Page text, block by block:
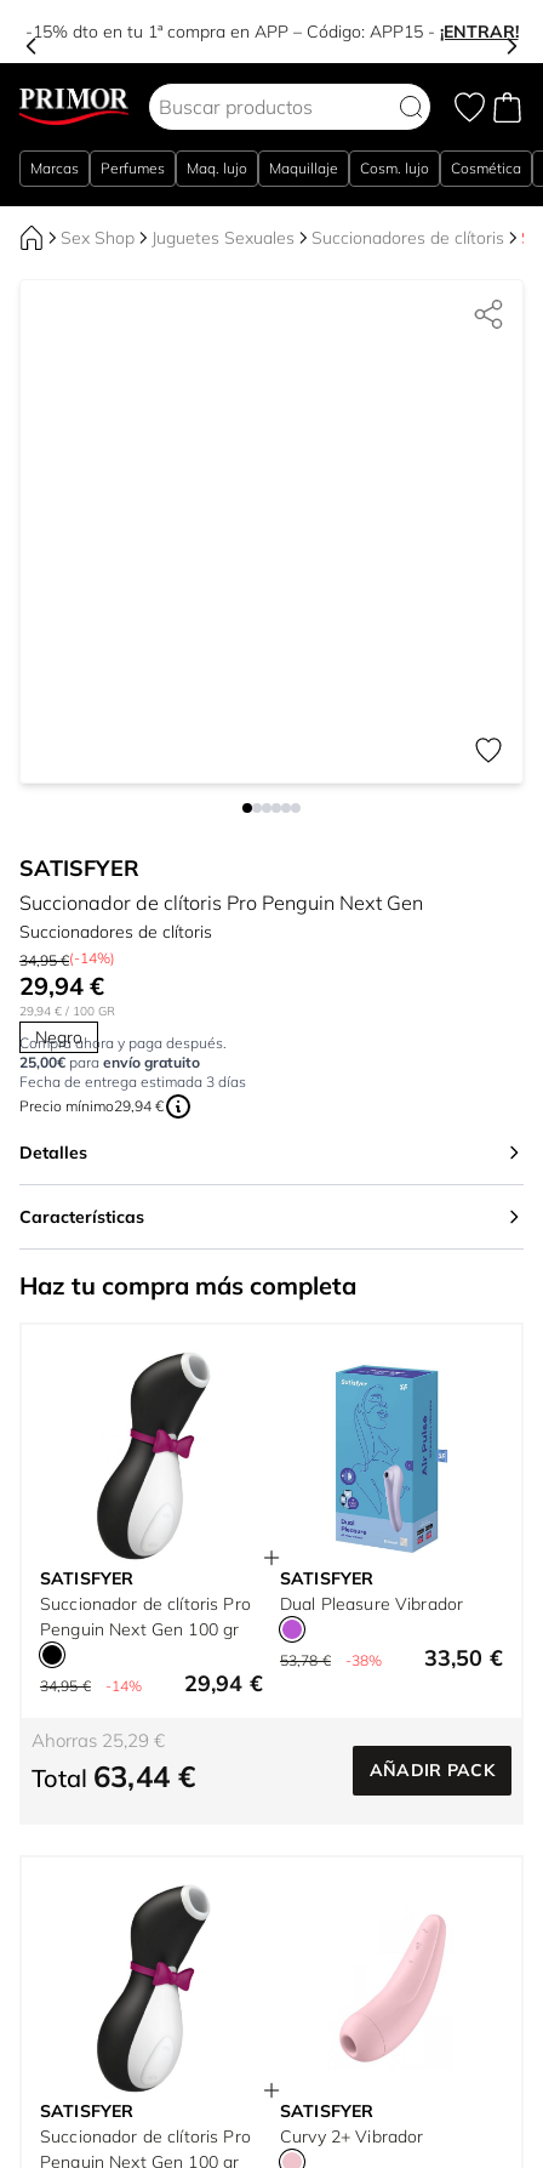
-15% dto en tu 1ª compra en APP – Código: APP15- ¡ENTRAR!
Marcas Perfumes Maq. lujo Maquillaje Cosm. lujo Cosmética
Sex Shop Juguetes Sexuales Succionadores de clítoris
SATISFYER
Succionador de clítoris Pro Penguin Next Gen
Succionadores de clítoris
34,95 €(-14%)
29,94 €
29,94 € / 100 GR
Negro
Compra ahora y paga después.
25,00€ para envío gratuito
Fecha de entrega estimada 3 días
Precio mínimo29,94 €
Detalles
Características
Haz tu compra más completa
SATISFYER
Succionador de clítoris Pro
Penguin Next Gen 100 gr
34,95 € -14% 29,94 €
SATISFYER
Dual Pleasure Vibrador
53,78 € -38% 33,50 €
Ahorras 25,29 €
Total 63,44 € AÑADIR PACK
SATISFYER
Succionador de clítoris Pro
Penguin Next Gen 100 gr
SATISFYER
Curvy 2+ Vibrador